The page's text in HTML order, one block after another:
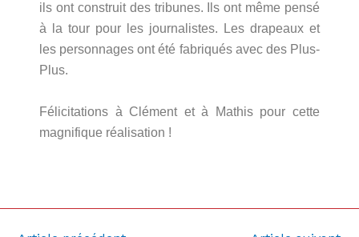
ils ont construit des tribunes. Ils ont même pensé
à la tour pour les journalistes. Les drapeaux et
les personnages ont été fabriqués avec des Plus-
Plus.
Félicitations à Clément et à Mathis pour cette
magnifique réalisation !